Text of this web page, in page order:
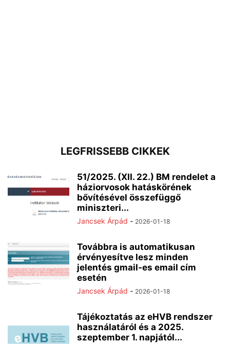
LEGFRISSEBB CIKKEK
51/2025. (XII. 22.) BM rendelet a
háziorvosok hatáskörének
bővítésével összefüggő
miniszteri...
Jancsek Árpád - 2026-01-18
Továbbra is automatikusan
érvényesítve lesz minden
jelentés gmail-es email cím
esetén
Jancsek Árpád - 2026-01-18
Tájékoztatás az eHVB rendszer
használatáról és a 2025.
szeptember 1. napjától...